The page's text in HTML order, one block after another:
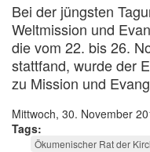
Bei der jüngsten
Weltmission und
die vom 22. bis 26.
stattfand, wurde der
zu Mission und
Mittwoch, 30. November
Tags
Ökumenischer Rat der